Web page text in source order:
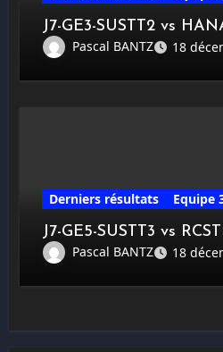
J7-GE3-SUSTT2 vs
Pascal BANTZ
18
Derniers résultats Equipe
J7-GE5-SUSTT3 vs
Pascal BANTZ
18